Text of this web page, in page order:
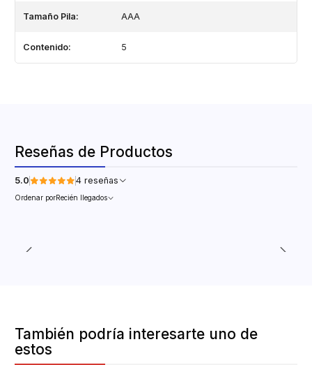
Tamaño Pila: AAA
Contenido: 5
Reseñas de Productos
5.0 4 reseñas
Ordenar porRecién llegados
También podría interesarte uno de
estos